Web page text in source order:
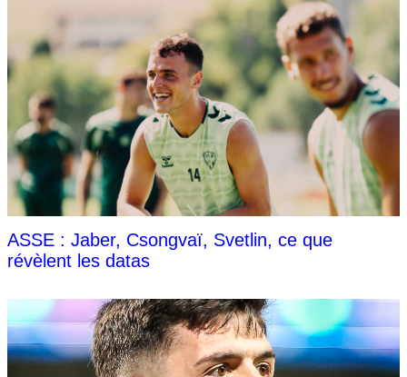
ASSE : Jaber, Csongvaï, Svetlin, ce que
révèlent les datas